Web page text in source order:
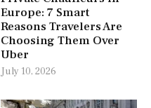
Europe: 7 Smart
Reasons Travelers Are
Choosing Them Over
Uber
July 10, 2026